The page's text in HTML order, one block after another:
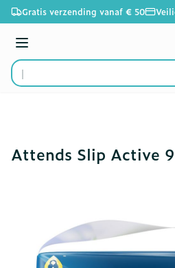
Ga naar de inhoud
Gratis verzending vanaf € 50
Menu
Product, merk, categorie...
Attends Slip Active